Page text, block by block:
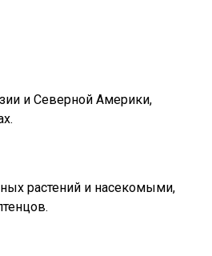
и Северной Америки,
растений и насекомыми,